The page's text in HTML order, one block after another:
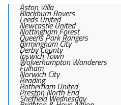
Aston Villa
Blackburn Rovers
Leeds United
Newcastle United
Nottingham Forest
Queens Park Rangers
Birmingham City
Derby County
Ipswich Town
Wolverhampton Wanderers
Fulham
Norwich City
Reading
Rotherham United
Preston North End
Sheffield Wednesday